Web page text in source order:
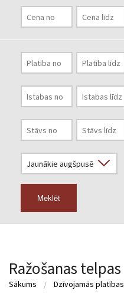
Kontakti
Meklēt
Ražošanas telpas
Sākums Dzīvojamās platības